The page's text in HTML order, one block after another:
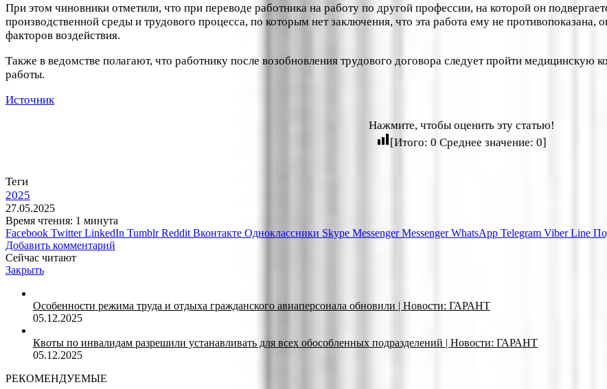
При этом чиновники отметили, что при переводе работника на работу по другой профессии, на которой он
производственной среды и трудового процесса, по которым нет заключения, что эта работа ему не
факторов воздействия.
Также в ведомстве полагают, что работнику после возобновления трудового договора следует пройти
работы.
Источник
Нажмите, чтобы оценить эту статью!
[Итого: 0 Среднее значение: 0]
Теги
2025
27.05.2025
Время чтения: 1 минута
Facebook Twitter LinkedIn Tumblr Reddit Вконтакте Одноклассники Skype Messenger Messenger WhatsApp Telegram Viber Line
Добавить комментарий
Сейчас читают
Закрыть
Особенности режима труда и отдыха гражданского авиаперсонала обновили | Новости: ГАРАНТ
05.12.2025
Квоты по инвалидам разрешили устанавливать для всех обособленных подразделений | Новости: ГАРАНТ
05.12.2025
РЕКОМЕНДУЕМЫЕ